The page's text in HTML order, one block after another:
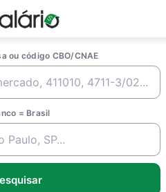
ou código CBO/CNAE
= Brasil